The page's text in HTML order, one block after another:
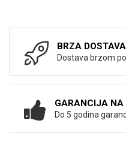
BRZA DOSTAVA
Dostava brzom
GARANCIJA NA
Do 5 godina